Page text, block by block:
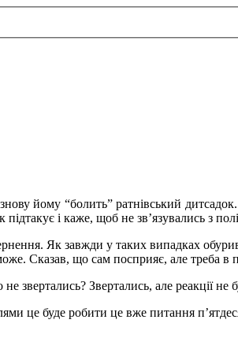
йому “болить” ратнівський
і каже, щоб не зв’язувались з
Як завжди у таких випадках
Сказав, що сам посприяє, але треба
Звертались, але реакції не
це буде робити це вже питання